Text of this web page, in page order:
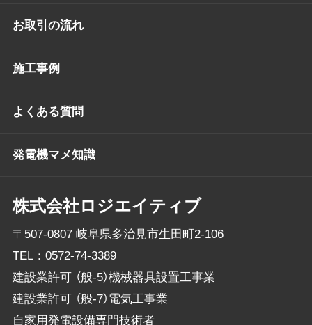
株式会社ロジエイティブ
〒507-0807 岐阜県多治見市生田町2-106
TEL： 0572-74-3389
建設業許可 （般-5）機械器具設置工事業
建設業許可 （般-7）電気工事業
自家用発電設備専門技術者
お取引の流れ
施工事例
よくある質問
発電機マメ知識